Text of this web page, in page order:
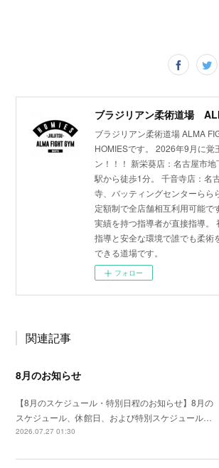
ブラジリアン柔術道場 ALMA
HOMIESです。 2026年9月に覚
ン！！！ 新栄葵店：名古屋市
駅から徒歩1分。 千音寺店：名
寺、バッティングセンターらら
定額制で全店舗相互利用可能で
実績を持つ指導者が直接指導。
指導と安全な環境で誰でも柔術
できる道場です。
フォロー
関連記事
8月のお知らせ
【8月のスケジュール・特別日程のお知らせ】8月の
スケジュール、休館日、および特別スケジュール…
2026.07.27 01:30